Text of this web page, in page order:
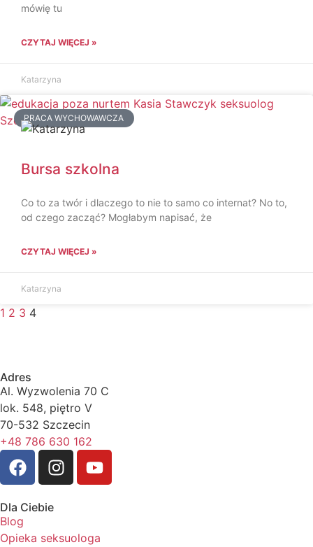
mówię tu
CZYTAJ WIĘCEJ »
Katarzyna
PRACA WYCHOWAWCZA
Bursa szkolna
Co to za twór i dlaczego to nie to samo co internat? No to,
od czego zacząć? Mogłabym napisać, że
CZYTAJ WIĘCEJ »
Katarzyna
1 2 3 4
Adres
Al. Wyzwolenia 70 C
lok. 548, piętro V
70-532 Szczecin
+48 786 630 162
Dla Ciebie
Blog
Opieka seksuologa